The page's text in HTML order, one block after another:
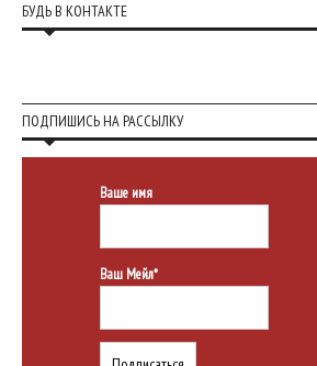
БУДЬ В КОНТАКТЕ
ПОДПИШИСЬ НА РАССЫЛКУ
Ваше имя
Ваш Мейл*